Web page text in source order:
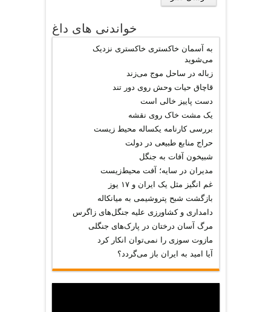
خواندنی های داغ
به آسمان خاکستری خاکستری نزدیک
می‌شوید
زباله در ساحل موج می‌زند
قاچاق حیات وحش روی دور تند
دست پاییز خالی است
یک مشت خاک روی نقشه
بررسی کارنامه یکساله محیط‌ زیست
حراج منابع طبیعی در دولت
شبیخون آفات به جنگل
مدیران در سایه؛ آفت محیط‌‌زیست
غم انگیز مثل یک ایران و ۱۷ یوز
بازگشت شبح پتروشیمی به میانکاله
دامداری و کشاورزی علیه جنگل‌های زاگرس
مرگ آسان درختان در پارک‌های جنگلی
مازوت سوزی را نمی‌توان انکار کرد
آیا امید به ایران باز می‌گردد؟